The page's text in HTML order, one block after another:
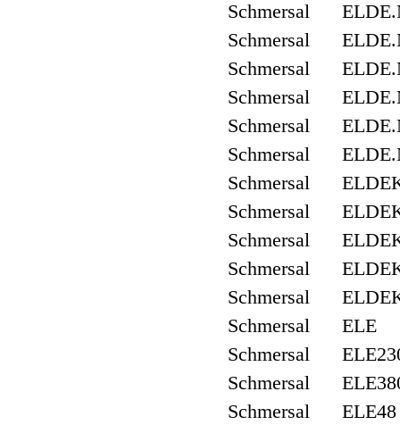
Schmersal
Schmersal
Schmersal
Schmersal
Schmersal
Schmersal
Schmersal
Schmersal
Schmersal
Schmersal
Schmersal
Schmersal ELE
Schmersal
Schmersal
Schmersal ELE48